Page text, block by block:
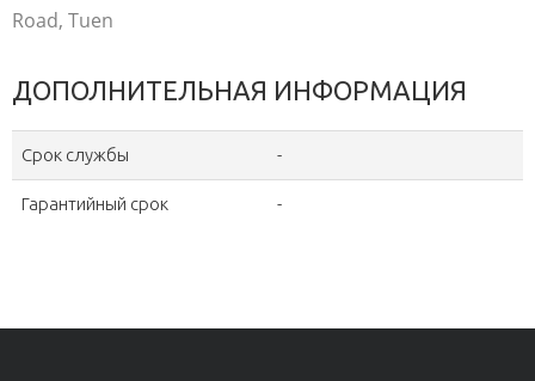
Road, Tuen
ДОПОЛНИТЕЛЬНАЯ ИНФОРМАЦИЯ
Срок службы -
Гарантийный срок -